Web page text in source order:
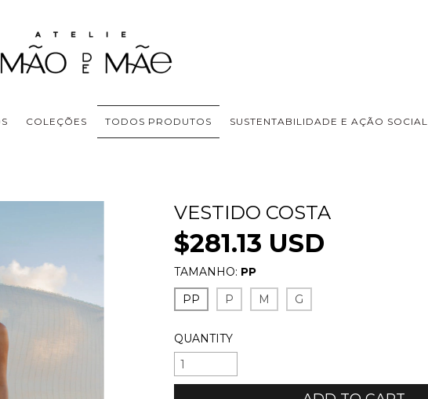
COLEÇÕES TODOS PRODUTOS SUSTENTABILIDADE E AÇÃO SOCIAL
VESTIDO COSTA
$281.13 USD
TAMANHO: PP
PP
P M G
QUANTITY